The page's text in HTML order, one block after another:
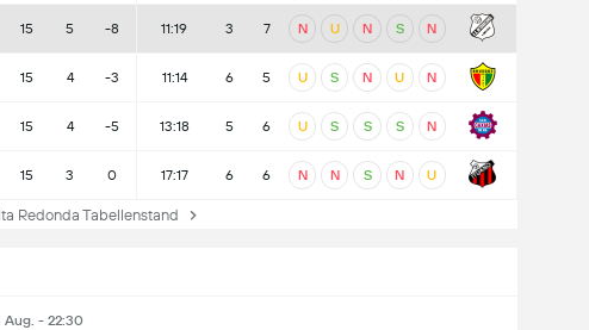
15 5 -8 11:19 3 7 N U N S N
15 4 -3 11:14 6 5 U S N U N
15 4 -5 13:18 5 6 U S S S N
15 3 0 17:17 6 6 N N S N U
Redonda Tabellenstand
Aug. - 22:30